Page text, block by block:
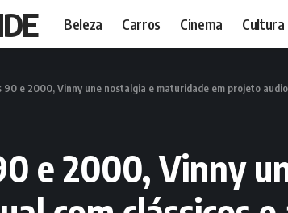
Beleza Carros Cinema Cultura
90 e 2000, Vinny une nostalgia e maturidade em projeto
e 2000, Vinny